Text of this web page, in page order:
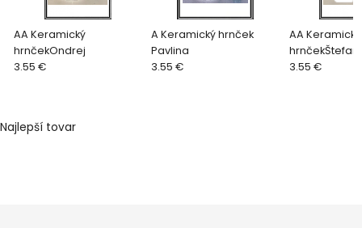
AA Keramický
hrnčekOndrej
3.55 €
A Keramický hrnček
Pavlina
3.55 €
AA Keramický
3.55 €
Najlepší tovar